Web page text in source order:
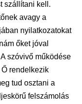
szállítani kell.
avagy a
nyilatkozatokat
őket jóval
szóvivő működése
rendelkezik
tud osztani a
felszámolás